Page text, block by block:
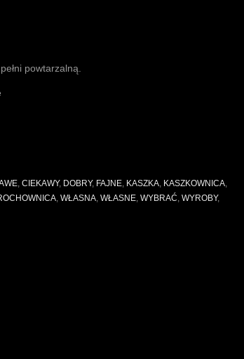
powtarzalną.
, CIEKAWY, DOBRY, FAJNE, KASZKA, KASZKOWNICA,
WŁASNA WŁASNE WYBRAĆ WYROBY,